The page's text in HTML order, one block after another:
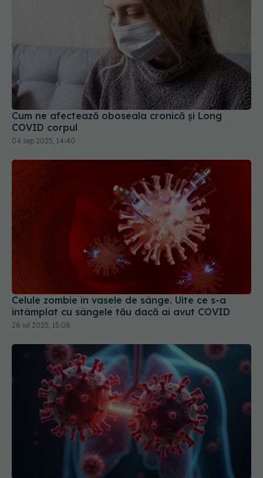
Cum ne afectează oboseala cronică și Long
COVID corpul
04 sep 2025, 14:40
Celule zombie în vasele de sânge. Uite ce s-a
întâmplat cu sângele tău dacă ai avut COVID
28 iul 2025, 15:08